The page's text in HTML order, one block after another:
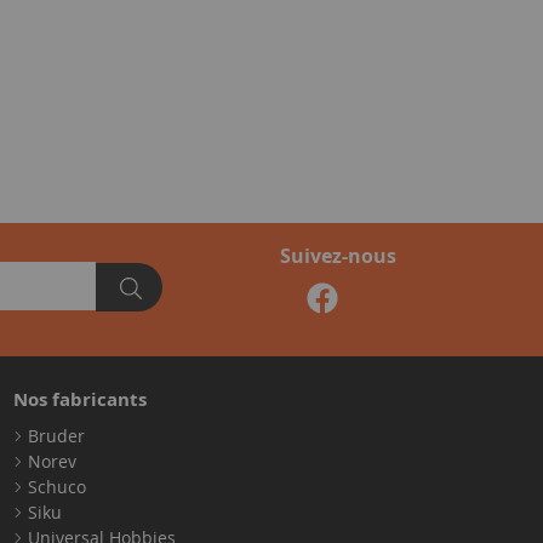
Suivez-nous
Nos fabricants
Bruder
Norev
Schuco
Siku
Universal Hobbies